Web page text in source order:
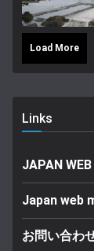
Load More
Links
JAPAN
Japan web
お問い合わ